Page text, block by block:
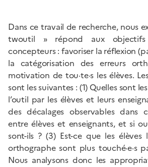
Dans ce travail de recherche, nous
twoutil » répond aux
concepteurs : favoriser la réflexion
la catégorisation des erreurs
motivation de tou·te·s les élèves.
sont les suivantes : (1) Quelles sont
l’outil par les élèves et leurs
des décalages observables dans
entre élèves et enseignants, et si
sont-ils ? (3) Est-ce que les élèves
orthographe sont plus touché·e·s
Nous analysons donc les